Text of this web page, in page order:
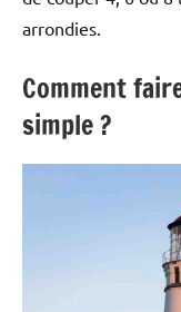
arrondies.
Comment
simple ?